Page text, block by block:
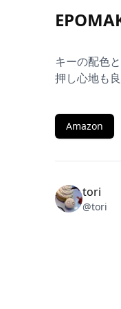
キーの配色
押し心地も
Amazon
tori
@tori